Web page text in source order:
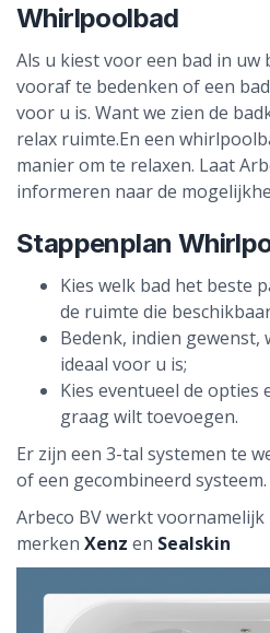
Whirlpoolbad
Als u kiest voor een bad in uw
vooraf te bedenken of een
voor u is. Want we zien de
relax ruimte.En een
manier om te relaxen. Laat
informeren naar de
Stappenplan
Kies welk bad het beste
de ruimte die
Bedenk, indien
ideaal voor u is;
Kies eventueel de opties
graag wilt toevoegen.
Er zijn een 3-tal systemen te
of een gecombineerd systeem.
Arbeco BV werkt
merken Xenz en Sealskin